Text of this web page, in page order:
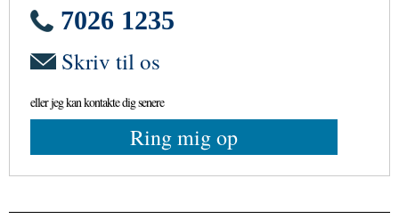
7026 1235
Skriv til os
eller jeg kan kontakte dig senere
Ring mig op